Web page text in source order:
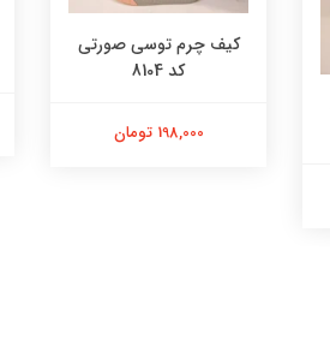
کیف چرم توسی صورتی
کد 8104
198,000 تومان